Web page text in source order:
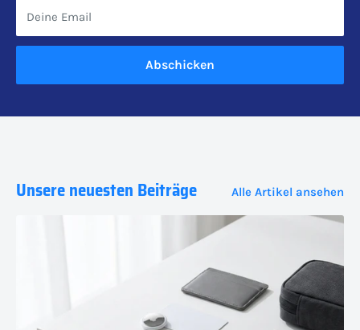
Deine Email
Abschicken
Unsere neuesten Beiträge Alle Artikel ansehen